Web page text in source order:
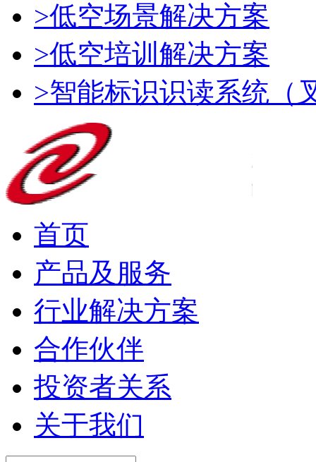
>低空场景解决方案
>低空培训解决方案
>智能标识识读系统（
首页
产品及服务
行业解决方案
合作伙伴
投资者关系
关于我们